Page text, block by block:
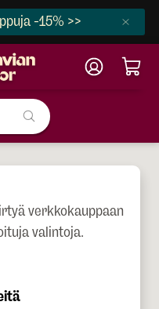
-15% >>
verkkokauppaan
valintoja.